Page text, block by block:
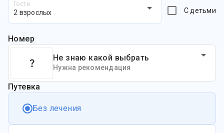
Гости
2 взрослых С детьми
Номер
Не знаю какой выбрать
Нужна рекомендация
Путевка
Без лечения